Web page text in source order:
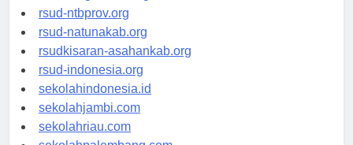
rsud-langsakota.org
rsud-ntbprov.org
rsud-natunakab.org
rsudkisaran-asahankab.org
rsud-indonesia.org
sekolahindonesia.id
sekolahjambi.com
sekolahriau.com